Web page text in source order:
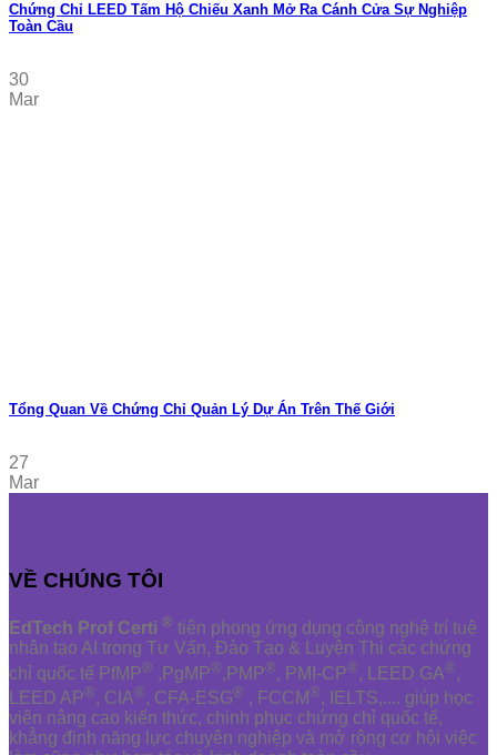
Chứng Chỉ LEED Tấm Hộ Chiếu Xanh Mở Ra Cánh Cửa Sự Nghiệp
Toàn Cầu
30
Mar
Tổng Quan Về Chứng Chỉ Quản Lý Dự Án Trên Thế Giới
27
Mar
VỀ CHÚNG TÔI
EdTech Prof Certi ® tiên phong ứng dụng công nghệ trí tuệ
nhân tạo AI trong Tư Vấn, Đào Tạo & Luyện Thi các chứng
chỉ quốc tế PfMP® ,PgMP®,PMP®, PMI-CP®, LEED GA®,
LEED AP®, CIA®, CFA-ESG® , FCCM®, IELTS,.... giúp học
viên nâng cao kiến thức, chinh phục chứng chỉ quốc tế,
khẳng định năng lực chuyên nghiệp và mở rộng cơ hội việc